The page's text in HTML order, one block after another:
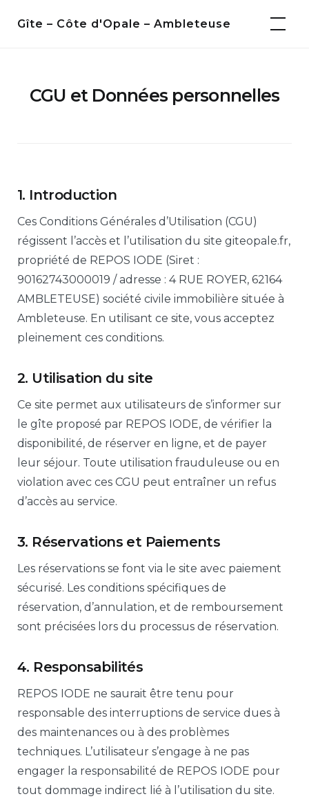
Gîte – Côte d'Opale – Ambleteuse
CGU et Données personnelles
1. Introduction
Ces Conditions Générales d’Utilisation (CGU)
régissent l’accès et l’utilisation du site giteopale.fr,
propriété de REPOS IODE (Siret :
90162743000019 / adresse : 4 RUE ROYER, 62164
AMBLETEUSE) société civile immobilière située à
Ambleteuse. En utilisant ce site, vous acceptez
pleinement ces conditions.
2. Utilisation du site
Ce site permet aux utilisateurs de s’informer sur
le gîte proposé par REPOS IODE, de vérifier la
disponibilité, de réserver en ligne, et de payer
leur séjour. Toute utilisation frauduleuse ou en
violation avec ces CGU peut entraîner un refus
d’accès au service.
3. Réservations et Paiements
Les réservations se font via le site avec paiement
sécurisé. Les conditions spécifiques de
réservation, d’annulation, et de remboursement
sont précisées lors du processus de réservation.
4. Responsabilités
REPOS IODE ne saurait être tenu pour
responsable des interruptions de service dues à
des maintenances ou à des problèmes
techniques. L’utilisateur s’engage à ne pas
engager la responsabilité de REPOS IODE pour
tout dommage indirect lié à l’utilisation du site.